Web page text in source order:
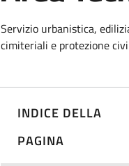
Servizio urbanistica,
cimiteriali e protezione
INDICE DELLA
PAGINA